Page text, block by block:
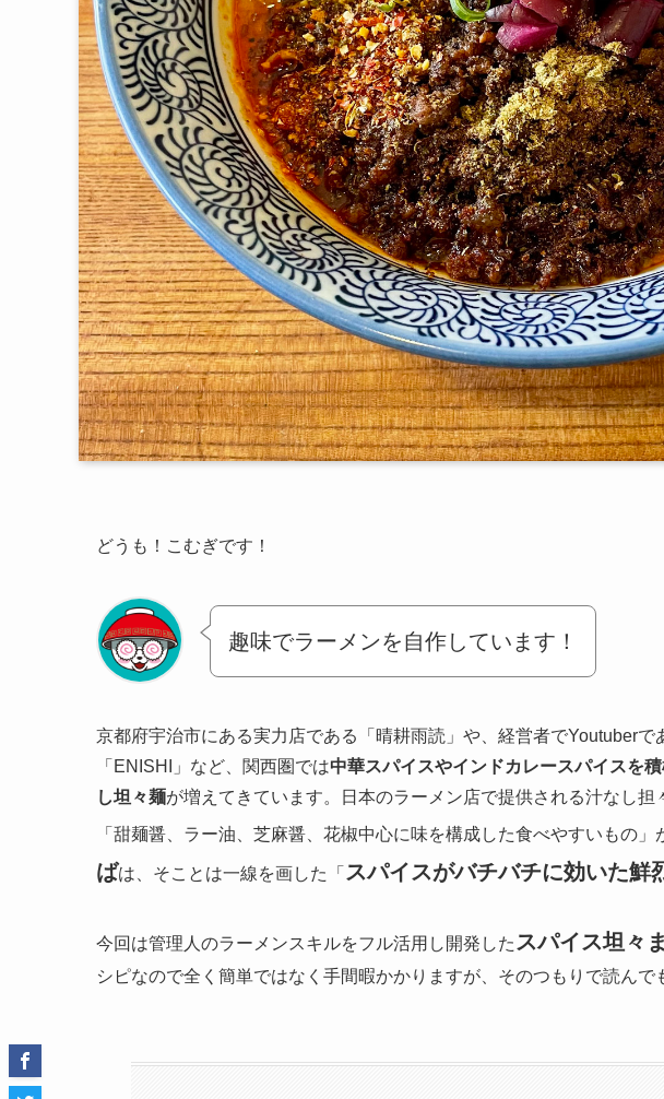
どうも！こむぎです！
趣味でラーメンを自作しています！
京都府宇治市にある実力店である「晴耕雨読」や、経営者でYoutuberで
「ENISHI」など、関西圏では中華スパイスやインドカレースパイスを
し坦々麺が増えてきています。日本のラーメン店で提供される汁なし担
「甜麺醤、ラー油、芝麻醤、花椒中心に味を構成した食べやすいもの」
ばは、そことは一線を画した「 スパイスがバチバチに効いた鮮
今回は管理人のラーメンスキルをフル活用し開発した スパイス坦々
シピなので全く簡単ではなく手間暇かかりますが、そのつもりで読んで